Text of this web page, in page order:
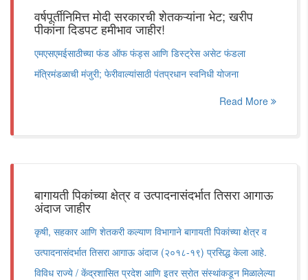
वर्षपूर्तीनिमित्त मोदी सरकारची शेतकऱ्यांना भेट; खरीप
पीकांना दिडपट हमीभाव जाहीर!
एमएसएमईसाठीच्या फंड ऑफ फंड्स आणि डिस्ट्रेस असेट फंडला
मंत्रिमंडळाची मंजुरी; फेरीवाल्यांसाठी पंतप्रधान स्वनिधी योजना
Read More
बागायती पिकांच्या क्षेत्र व उत्पादनासंदर्भात तिसरा आगाऊ
अंदाज जाहीर
कृषी, सहकार आणि शेतकरी कल्याण विभागाने बागायती पिकांच्या क्षेत्र व
उत्पादनासंदर्भात तिसरा आगाऊ अंदाज (२०१८-१९) प्रसिद्ध केला आहे.
विविध राज्ये / केंद्रशासित प्रदेश आणि इतर स्रोत संस्थांकडून मिळालेल्या